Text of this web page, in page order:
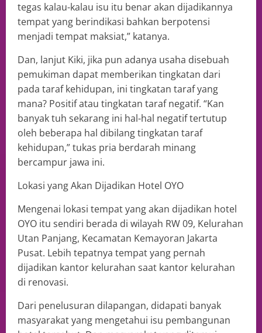
tegas kalau-kalau isu itu benar akan dijadikannya
tempat yang berindikasi bahkan berpotensi
menjadi tempat maksiat,” katanya.
Dan, lanjut Kiki, jika pun adanya usaha disebuah
pemukiman dapat memberikan tingkatan dari
pada taraf kehidupan, ini tingkatan taraf yang
mana? Positif atau tingkatan taraf negatif. “Kan
banyak tuh sekarang ini hal-hal negatif tertutup
oleh beberapa hal dibilang tingkatan taraf
kehidupan,” tukas pria berdarah minang
bercampur jawa ini.
Lokasi yang Akan Dijadikan Hotel OYO
Mengenai lokasi tempat yang akan dijadikan hotel
OYO itu sendiri berada di wilayah RW 09, Kelurahan
Utan Panjang, Kecamatan Kemayoran Jakarta
Pusat. Lebih tepatnya tempat yang pernah
dijadikan kantor kelurahan saat kantor kelurahan
di renovasi.
Dari penelusuran dilapangan, didapati banyak
masyarakat yang mengetahui isu pembangunan